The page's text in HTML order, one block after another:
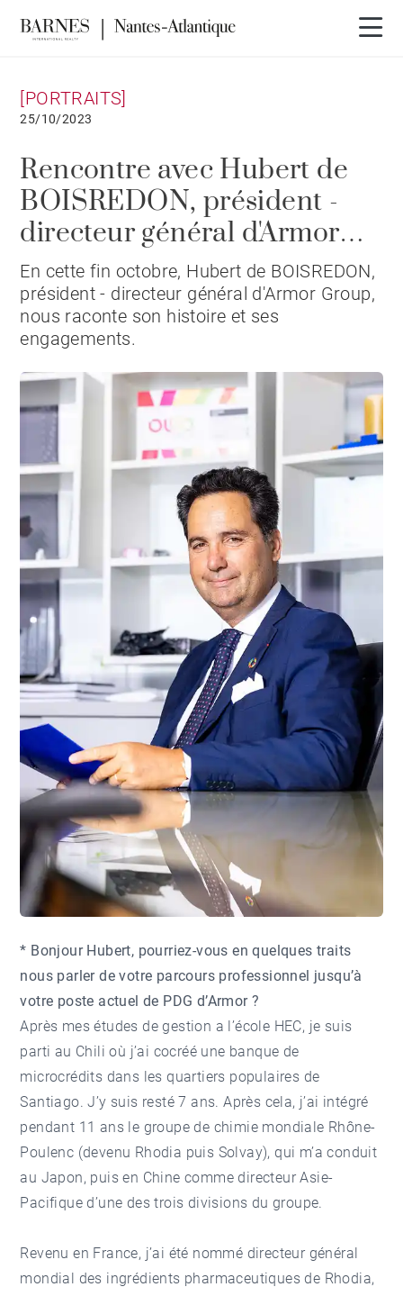
[PORTRAITS]
25/10/2023
Rencontre avec Hubert de
BOISREDON, président -
directeur général d'Armor
Group
En cette fin octobre, Hubert de BOISREDON,
président - directeur général d'Armor Group,
nous raconte son histoire et ses
engagements.
* Bonjour Hubert, pourriez-vous en quelques traits
nous parler de votre parcours professionnel jusqu’à
votre poste actuel de PDG d’Armor ?
Après mes études de gestion a l’école HEC, je suis
parti au Chili où j’ai cocréé une banque de
microcrédits dans les quartiers populaires de
Santiago. J’y suis resté 7 ans. Après cela, j’ai intégré
pendant 11 ans le groupe de chimie mondiale Rhône-
Poulenc (devenu Rhodia puis Solvay), qui m’a conduit
au Japon, puis en Chine comme directeur Asie-
Pacifique d’une des trois divisions du groupe.
Revenu en France, j’ai été nommé directeur général
mondial des ingrédients pharmaceutiques de Rhodia,